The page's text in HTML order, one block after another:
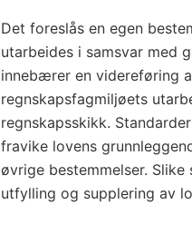
Det foreslås en egen
utarbeides i samsvar med
innebærer en videreføring
regnskapsfagmiljøets
regnskapsskikk.
fravike lovens
øvrige bestemmelser.
utfylling og supplering av